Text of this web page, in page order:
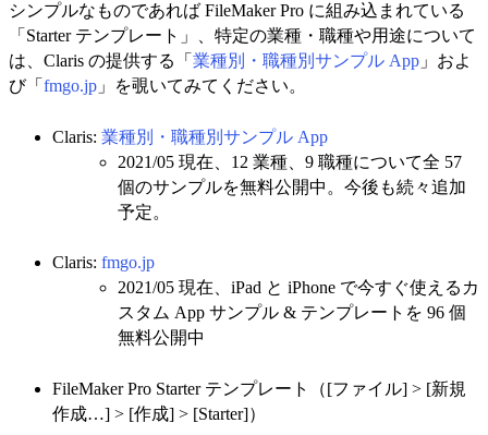
シンプルなものであれば FileMaker Pro に組み込まれている
「Starter テンプレート」、特定の業種・職種や用途について
は、Claris の提供する「 業種別・職種別サンプル App 」およ
び「 fmgo.jp 」を覗いてみてください。
Claris: 業種別・職種別サンプル App
2021/05 現在、12 業種、9 職種について全 57
個のサンプルを無料公開中。今後も続々追加
予定。
Claris: fmgo.jp
2021/05 現在、iPad と iPhone で今すぐ使えるカ
スタム App サンプル & テンプレートを 96 個
無料公開中
FileMaker Pro Starter テンプレート（[ファイル] > [新規
作成…] > [作成] > [Starter]）